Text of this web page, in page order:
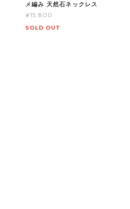
メ編み 天然石ネックレス
¥15,800
SOLD OUT